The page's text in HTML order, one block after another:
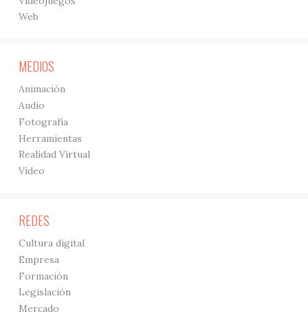
Web
MEDIOS
Animación
Audio
Fotografía
Herramientas
Realidad Virtual
Vídeo
REDES
Cultura digital
Empresa
Formación
Legislación
Mercado